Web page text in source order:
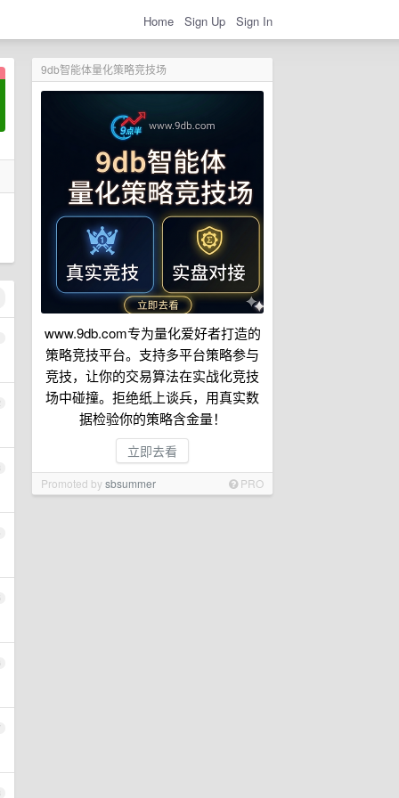
Home Sign Up Sign In
9db智能体量化策略竞技场
www.9db.com专为量化爱好者打造的
策略竞技平台。支持多平台策略参与
竞技，让你的交易算法在实战化竞技
场中碰撞。拒绝纸上谈兵，用真实数
据检验你的策略含金量！
立即去看
Promoted bysbsummer PRO